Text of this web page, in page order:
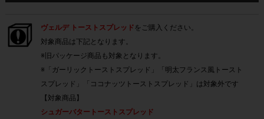
ヴェルデ トーストスプレッド をご購入ください。
対象商品は下記となります。
※旧パッケージ商品も対象となります。
※「ガーリックトーストスプレッド」「明太フランス風トースト
スプレッド」「ココナッツトーストスプレッド」は対象外です
【対象商品】
シュガーバタートーストスプレッド